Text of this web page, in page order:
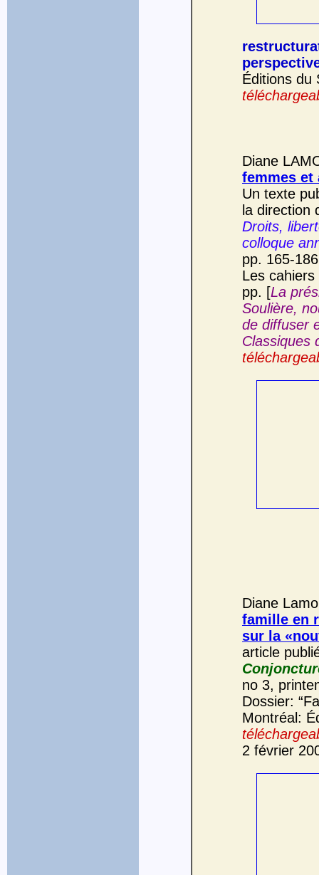
Éditions
Diane
femmes et
Un texte
la direction
Droits,
colloque
pp. 165-
Les
pp. [La
Soulière,
de diffuser
Classiques
Diane
famille en
sur la
article
no 3,
Dossier:
Montréal:
2 février